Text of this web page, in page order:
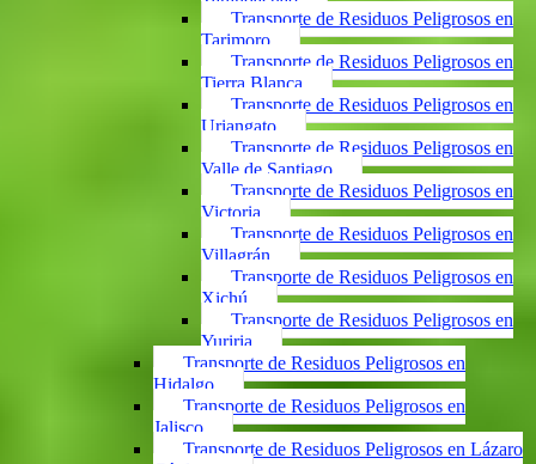
Transporte de Residuos Peligrosos en
Tarimoro
Transporte de Residuos Peligrosos en
Tierra Blanca
Transporte de Residuos Peligrosos en
Uriangato
Transporte de Residuos Peligrosos en
Valle de Santiago
Transporte de Residuos Peligrosos en
Victoria
Transporte de Residuos Peligrosos en
Villagrán
Transporte de Residuos Peligrosos en
Xichú
Transporte de Residuos Peligrosos en
Yuriria
Transporte de Residuos Peligrosos en
Hidalgo
Transporte de Residuos Peligrosos en
Jalisco
Transporte de Residuos Peligrosos en Lázaro